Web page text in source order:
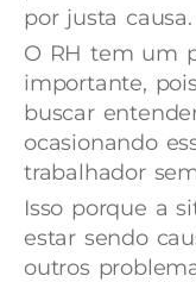
por justa causa.
O RH tem um
importante,
buscar
ocasionando
trabalhador
Isso porque a
estar sendo
outros